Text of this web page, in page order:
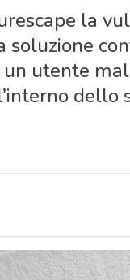
la
soluzione
utente
dello